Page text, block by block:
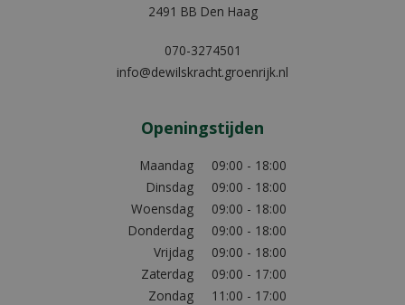
2491 BB Den Haag
070-3274501
info@dewilskracht.groenrijk.nl
Openingstijden
Maandag
09:00 - 18:00
Dinsdag
09:00 - 18:00
Woensdag
09:00 - 18:00
Donderdag
09:00 - 18:00
Vrijdag
09:00 - 18:00
Zaterdag
09:00 - 17:00
Zondag
11:00 - 17:00